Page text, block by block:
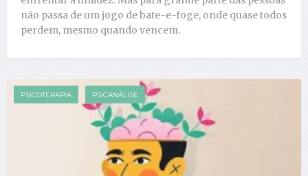
não passa de um jogo de bate-e-foge, onde quase todos
perdem, mesmo quando vencem.
PSICOTERAPIA PSICANÁLISE